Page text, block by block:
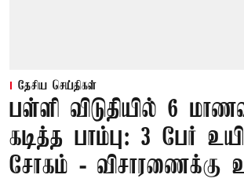
தேசிய செய்திகள்
பள்ளி விடுதியில் 6
கடித்த பாம்பு: 3 பேர்
சோகம் - விசாரணைக்கு